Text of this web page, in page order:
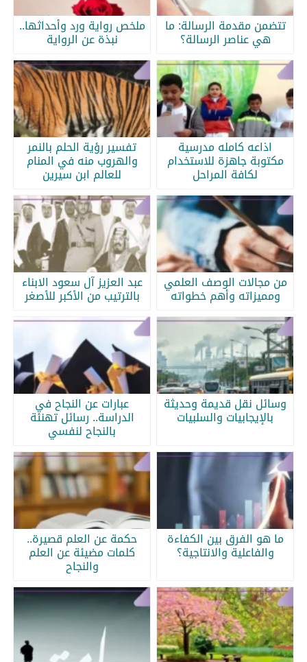
تتضمن مقدمة الرسالة: ما
هي عناصر الرسالة؟
ملخص رواية ورد وأحداثها..
نبذة عن الرواية
اذاعه كامله مدرسية
مكتوبة جاهزة للاستخدام
لكافة المراحل
تفسير رؤية الحلم بالنمر
والهروب منه في المنام
للعالم ابن سيرين
من مجالات الوصف العلمي
ومميزاته وأهم خطواته
عبد العزيز آل سعود الابناء
بالترتيب من الأكبر للأصغر
وسائل نقل قديمة وحديثة
بالإيجابيات والسلبيات
عبارات عن النجاح في
الدراسة.. رسائل تهنئة
بالنجاح لنفسي
ما هو الفرق بين الكفاءة
والفاعلية والانتاجية؟
حكمة عن العلم قصيرة..
كلمات مضيئة عن العلم
والنجاح